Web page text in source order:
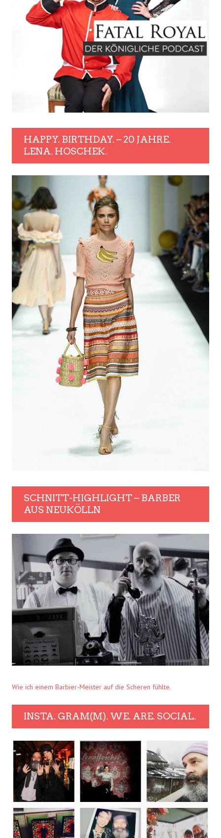
HAPPY. BIRTHDAY. – 20 JAHRE.
LENA. HOSCHEK.
SCHNITT-HIGHLIGHT – BARBER
AUS NEUKÖLLN
Wie ich einem Barbier-Meister auf die Scheren fühlte.
INSTA. GRAM(M). WE. ARE. SOCIAL.